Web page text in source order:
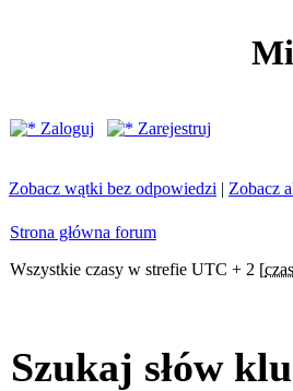
Zaloguj
Zarejestruj
Zobacz wątki bez odpowiedzi | Zobacz
Strona główna forum
Wszystkie czasy w strefie UTC + 2 [
Szukaj słów